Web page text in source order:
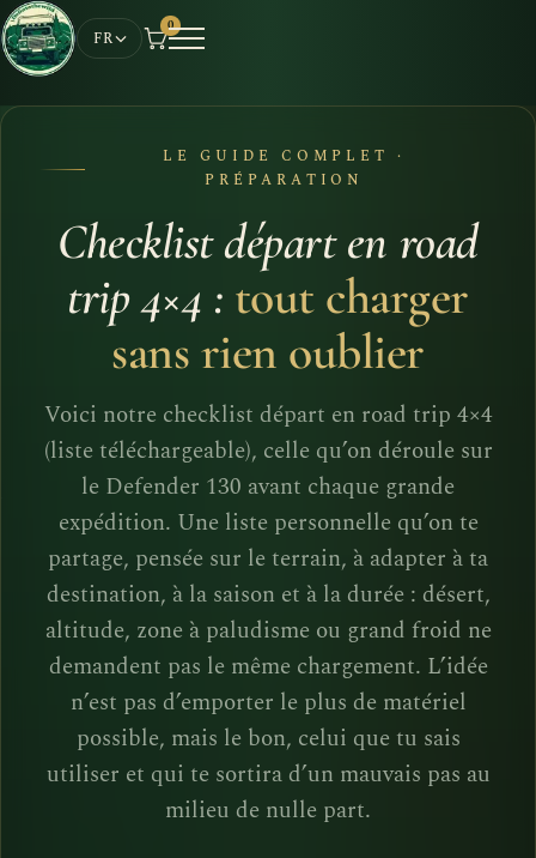
FR
0
LE GUIDE COMPLET ·
PRÉPARATION
Checklist départ en road
trip 4×4 : tout charger
sans rien oublier
Voici notre checklist départ en road trip 4×4
(liste téléchargeable), celle qu’on déroule sur
le Defender 130 avant chaque grande
expédition. Une liste personnelle qu’on te
partage, pensée sur le terrain, à adapter à ta
destination, à la saison et à la durée : désert,
altitude, zone à paludisme ou grand froid ne
demandent pas le même chargement. L’idée
n’est pas d’emporter le plus de matériel
possible, mais le bon, celui que tu sais
utiliser et qui te sortira d’un mauvais pas au
milieu de nulle part.